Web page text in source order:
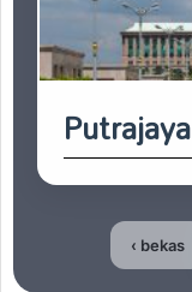
Putrajaya
‹ bekas